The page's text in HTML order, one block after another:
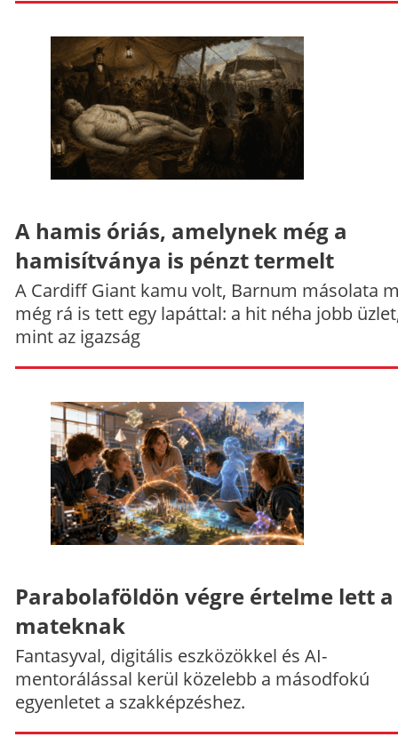
A hamis óriás, amelynek még a
hamisítványa is pénzt termelt
A Cardiff Giant kamu volt, Barnum másolata
még rá is tett egy lapáttal: a hit néha jobb
mint az igazság
Parabolaföldön végre értelme lett a
mateknak
Fantasyval, digitális eszközökkel és AI-
mentorálással kerül közelebb a másodfokú
egyenletet a szakképzéshez.